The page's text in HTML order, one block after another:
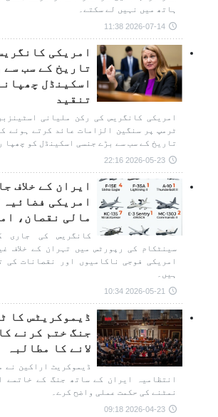
ہاتھ میں نہیں لے سکتے۔
2026-07-14 11:38
امریکی
تاریخ کے سب سے
اسکینڈل
تنقید
امریکی کانگریس کی رکن ملیانی
ٹرمپ پر سنگین الزامات عائد کرتے ہوئے
تاریخ کے سب سے بڑے جنسی اسکینڈل کو چھپا
2026-05-23 22:16
ایران کے خلاف
امریکی
مالی نقصان،
کانگریس کی جاری
سینٹکام کی رپورٹس میں تہران کے خلاف
امریکی فوجی ناکامیوں اور نقصانات کی
ہیں۔
2026-05-21 10:34
ڈیموکریٹس کا
جنگ ختم کرنے
لانے کا مطالبہ
ڈیموکریٹ اراکین نے
انتظامیہ ایران کے ساتھ جنگ کے خاتمے
نمٹنے کی حکمت عملی واضح کرے۔
2026-04-23 09:18